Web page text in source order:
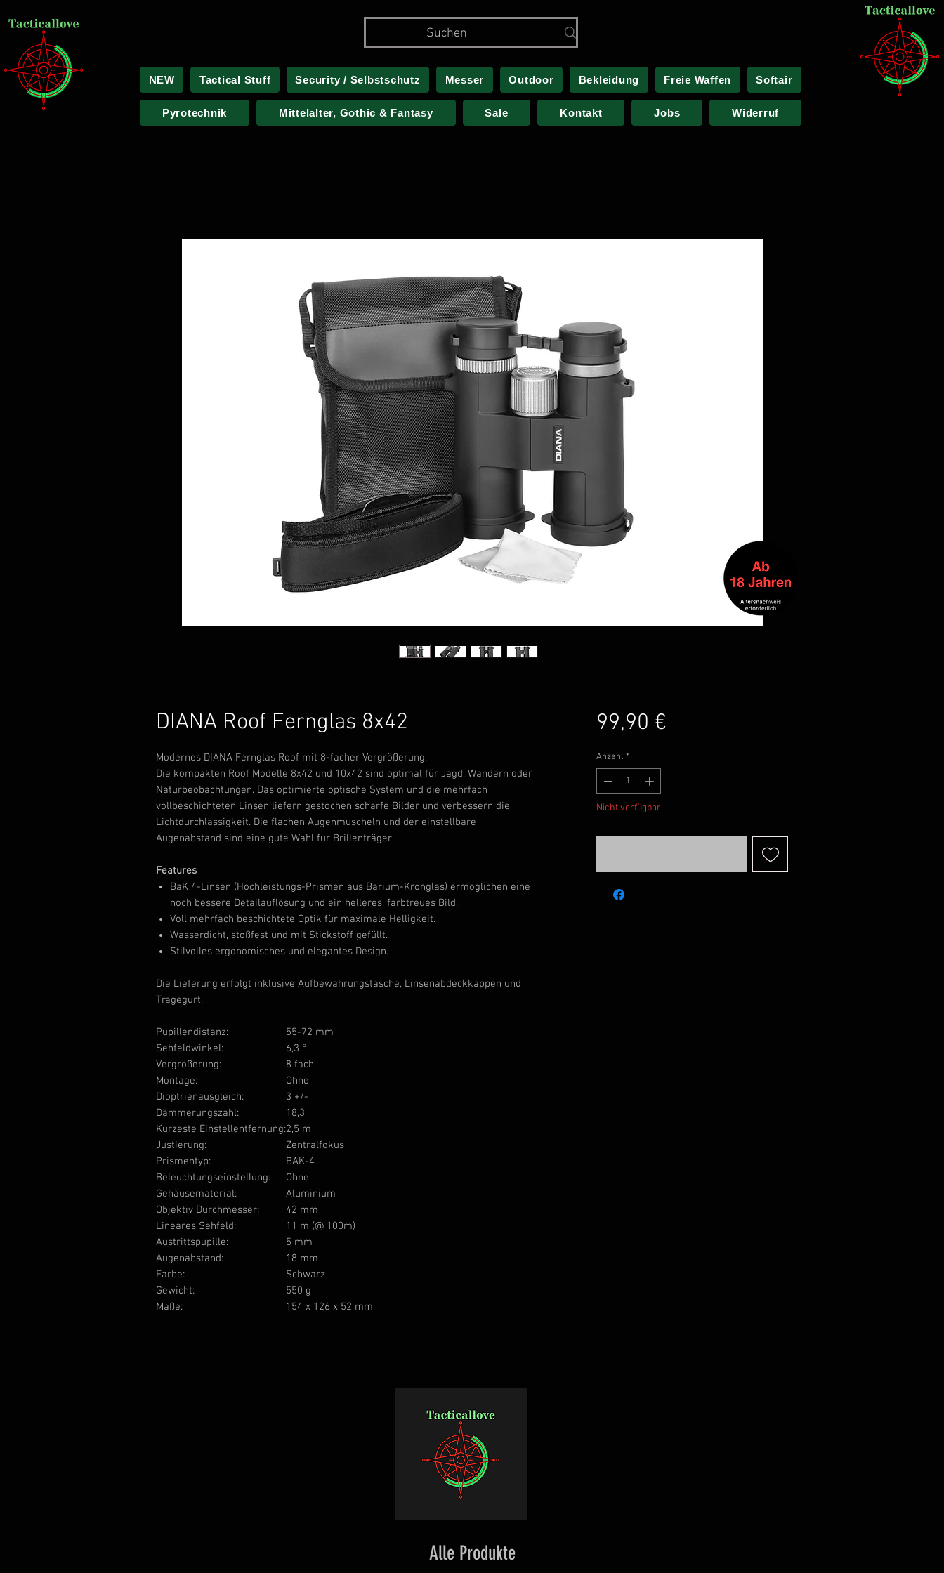
NEW Tactical Stuff Security / Selbstschutz Messer Outdoor Bekleidung Freie Waffen Softair
Pyrotechnik Mittelalter, Gothic & Fantasy Sale Kontakt Jobs Widerruf
DIANA Roof Fernglas 8x42
Modernes DIANA Fernglas Roof mit 8-facher Vergrößerung.
Die kompakten Roof Modelle 8x42 und 10x42 sind optimal für Jagd, Wandern oder
Naturbeobachtungen. Das optimierte optische System und die mehrfach
vollbeschichteten Linsen liefern gestochen scharfe Bilder und verbessern die
Lichtdurchlässigkeit. Die flachen Augenmuscheln und der einstellbare
Augenabstand sind eine gute Wahl für Brillenträger.
Features
BaK 4-Linsen (Hochleistungs-Prismen aus Barium-Kronglas) ermöglichen eine
noch bessere Detailauflösung und ein helleres, farbtreues Bild.
Voll mehrfach beschichtete Optik für maximale Helligkeit.
Wasserdicht, stoßfest und mit Stickstoff gefüllt.
Stilvolles ergonomisches und elegantes Design.
Die Lieferung erfolgt inklusive Aufbewahrungstasche, Linsenabdeckkappen und
Tragegurt.
Pupillendistanz:
55-72 mm
Sehfeldwinkel:
6,3 °
Vergrößerung:
8 fach
Montage:
Ohne
Dioptrienausgleich:
3 +/-
Dämmerungszahl:
18,3
Kürzeste Einstellentfernung:2,5 m
Justierung:
Zentralfokus
Prismentyp:
BAK-4
Beleuchtungseinstellung:
Ohne
Gehäusematerial:
Aluminium
Objektiv Durchmesser:
42 mm
Lineares Sehfeld:
11 m (@ 100m)
Austrittspupille:
5 mm
Augenabstand:
18 mm
Farbe:
Schwarz
Gewicht:
550 g
Maße:
154 x 126 x 52 mm
99,90 €Preis
Anzahl *
Nicht verfügbar
Alle Produkte